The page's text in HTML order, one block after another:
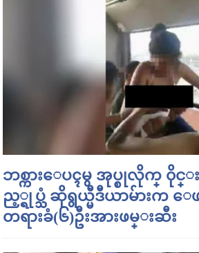
ဘစ္ကားေပၚမွ အုပ္စုလိုက္ ၀ို
ည့္ရုပ္သံ ဆိုရွယ္မီဒီယာမ်ားက ေ
တရားခံ(၆)ဦးအားဖမ္းဆီး